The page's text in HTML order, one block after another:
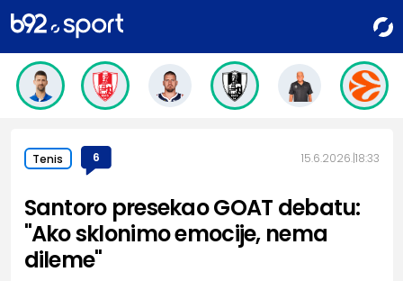
Tenis 6 15.6.2026. 18:33
Santoro presekao GOAT debatu:
"Ako sklonimo emocije, nema
dileme"